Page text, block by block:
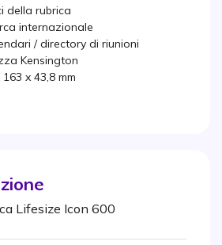
della rubrica
internazionale
/ directory di riunioni
Kensington
x 43,8 mm
Lifesize Icon 600